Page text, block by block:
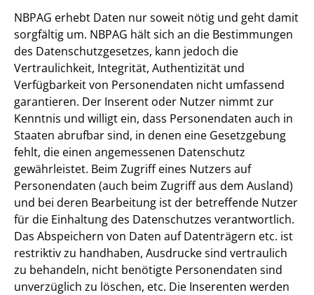
NBPAG erhebt Daten nur soweit nötig und geht damit
sorgfältig um. NBPAG hält sich an die Bestimmungen
des Datenschutzgesetzes, kann jedoch die
Vertraulichkeit, Integrität, Authentizität und
Verfügbarkeit von Personendaten nicht umfassend
garantieren. Der Inserent oder Nutzer nimmt zur
Kenntnis und willigt ein, dass Personendaten auch in
Staaten abrufbar sind, in denen eine Gesetzgebung
fehlt, die einen angemessenen Datenschutz
gewährleistet. Beim Zugriff eines Nutzers auf
Personendaten (auch beim Zugriff aus dem Ausland)
und bei deren Bearbeitung ist der betreffende Nutzer
für die Einhaltung des Datenschutzes verantwortlich.
Das Abspeichern von Daten auf Datenträgern etc. ist
restriktiv zu handhaben, Ausdrucke sind vertraulich
zu behandeln, nicht benötigte Personendaten sind
unverzüglich zu löschen, etc. Die Inserenten werden